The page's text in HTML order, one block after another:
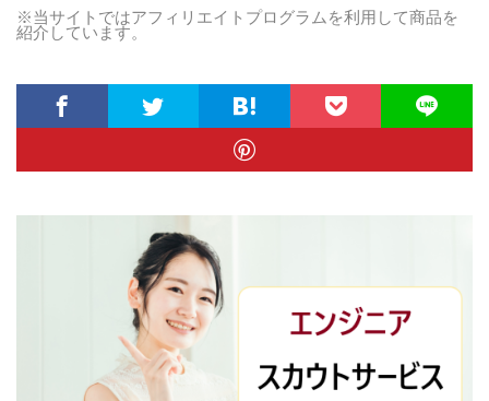
※当サイトではアフィリエイトプログラムを利用して商品を
紹介しています。